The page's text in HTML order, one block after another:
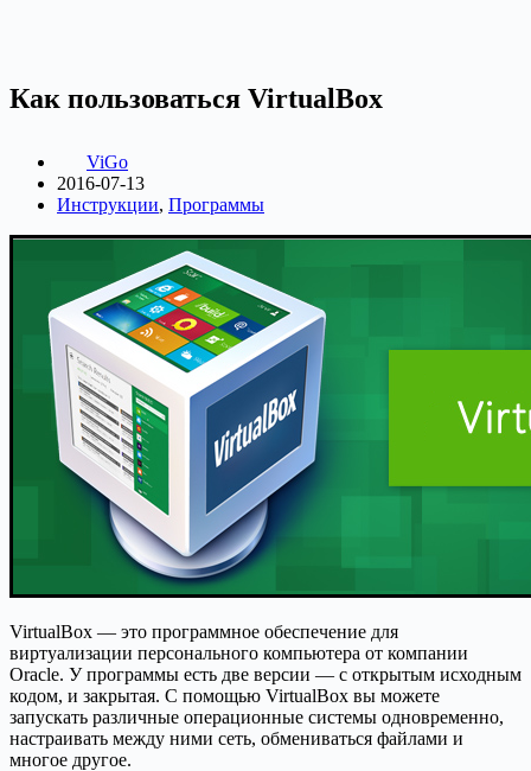
Как пользоваться VirtualBox
ViGo
2016-07-13
Инструкции, Программы
VirtualBox — это программное обеспечение для
виртуализации персонального компьютера от компании
Oracle. У программы есть две версии — с открытым исходным
кодом, и закрытая. С помощью VirtualBox вы можете
запускать различные операционные системы одновременно,
настраивать между ними сеть, обмениваться файлами и
многое другое.